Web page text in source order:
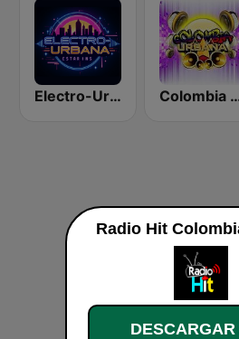
Electro-Urbana
Radio Hit
DESCARGAR